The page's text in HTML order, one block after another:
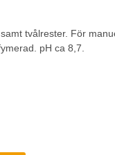
tvålrester. För
pH ca 8,7.